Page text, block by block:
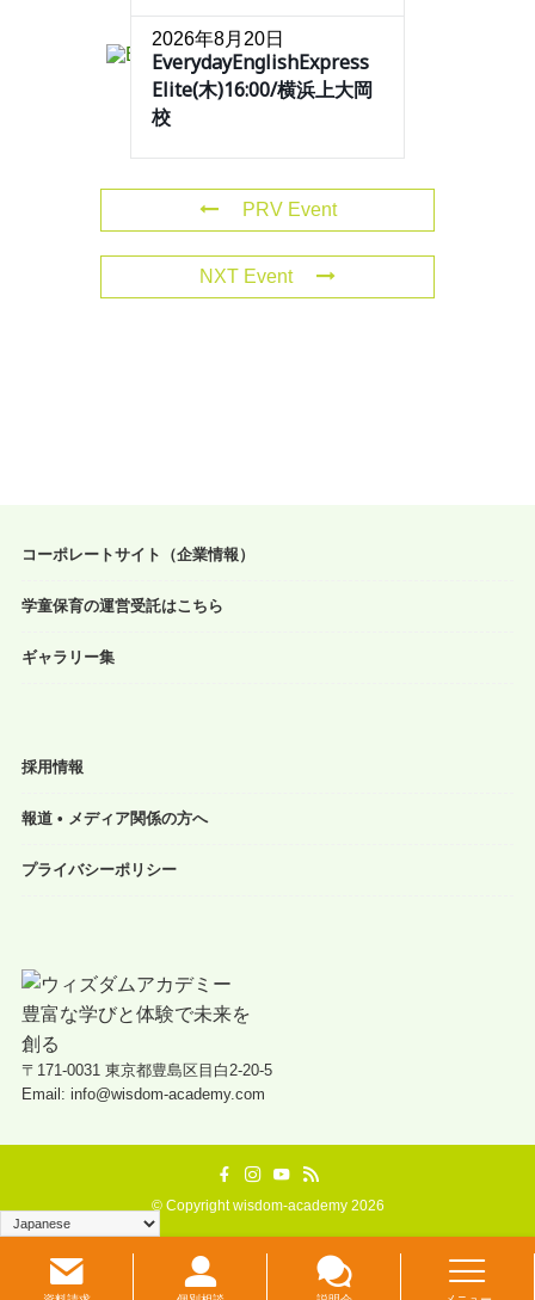
2026年8月20日
EverydayEnglishExpress
Elite(木)16:00/横浜上大岡
校
PRV Event
NXT Event
コーポレートサイト（企業情報）
学童保育の運営受託はこちら
ギャラリー集
採用情報
報道 • メディア関係の方へ
プライバシーポリシー
〒171-0031 東京都豊島区目白2-20-5
Email: info@wisdom-academy.com
©Copyright wisdom-academy 2026